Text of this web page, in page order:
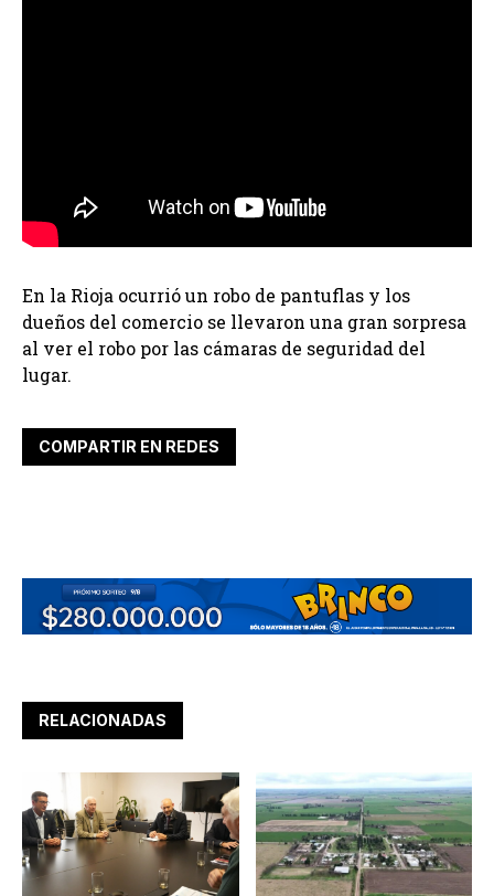
En la Rioja ocurrió un robo de pantuflas y los
dueños del comercio se llevaron una gran sorpresa
al ver el robo por las cámaras de seguridad del
lugar.
COMPARTIR EN REDES
RELACIONADAS